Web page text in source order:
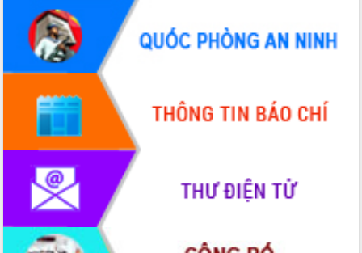
Tháo gỡ những vướng mắc, đẩy mạnh
công tác cải cách thủ tục hành chính
tại Trung tâm Phục vụ hành chính
công tỉnh
Đắk Lắk: Tôn vinh 46 giải pháp tại Hội
thi Sáng tạo Kỹ thuật 2024 - 2025
Đắk Lắk rà soát, điều chỉnh Đề án 190
về phát triển nuôi trồng thủy sản
Phó Chủ tịch UBND tỉnh Đắk Lắk
Trương Công Thái kiểm tra thực địa
Dự án cao tốc Khánh Hòa - Buôn Ma
Thuột
Định vị cà phê Việt Nam như một “di
sản sống” trong dòng chảy toàn cầu